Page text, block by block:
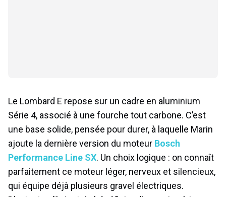
Le Lombard E repose sur un cadre en aluminium
Série 4, associé à une fourche tout carbone. C’est
une base solide, pensée pour durer, à laquelle Marin
ajoute la dernière version du moteur Bosch
Performance Line SX. Un choix logique : on connaît
parfaitement ce moteur léger, nerveux et silencieux,
qui équipe déjà plusieurs gravel électriques.